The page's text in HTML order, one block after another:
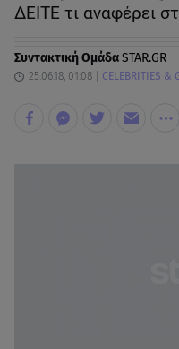
ΔΕΙΤΕ τι αναφέρει
Συντακτική ΟμάδαSTAR.GR
25.06.18, 01:08 CELEBRITIES &